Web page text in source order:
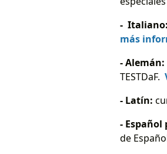
- Italiano:
más
- Alemán:
TESTDaF.
- Latín:
-
de